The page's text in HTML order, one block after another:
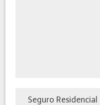
Seguro Residencial